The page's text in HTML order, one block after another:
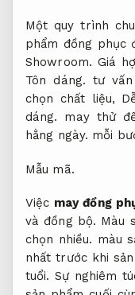
Một quy trình
phẩm đồng phục
Showroom. Giá
Tôn dáng. tư
chọn chất liệu,
dáng. may thử
hằng ngày. mỗi
Mẫu mã.
Việc may đồng
và đồng bộ. Màu
chọn nhiều. màu
nhất trước khi
tuổi. Sự nghiêm